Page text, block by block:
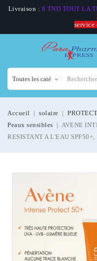
Livraison : 8 TND TOUT LA
service
Accueil solaire
Peaux sensibles
AVENE
RESISTANT A L'EAU